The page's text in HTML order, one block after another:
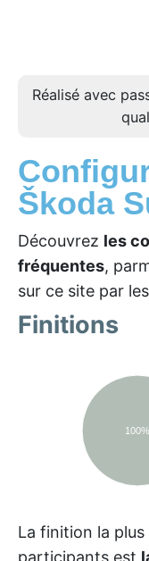
Réalisé avec
Škoda
Découvrez les
fréquentes,
sur ce site par
Finitions
100%
La finition la
participants est